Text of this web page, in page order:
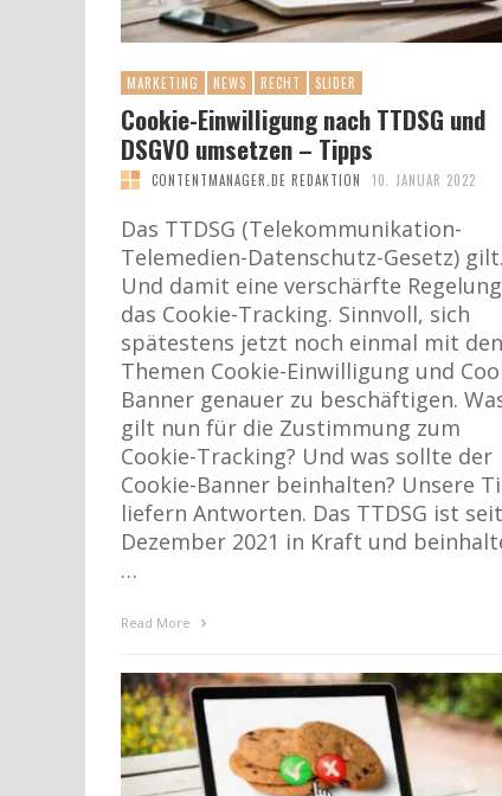
MARKETING NEWS RECHT SLIDER
Cookie-Einwilligung nach TTDSG und
DSGVO umsetzen – Tipps
CONTENTMANAGER.DE REDAKTION 10. JANUAR 2022
Das TTDSG (Telekommunikation-
Telemedien-Datenschutz-Gesetz) gilt.
Und damit eine verschärfte
das Cookie-Tracking. Sinnvoll, sich
spätestens jetzt noch einmal mit den
Themen Cookie-Einwilligung und
Banner genauer zu beschäftigen.
gilt nun für die Zustimmung zum
Cookie-Tracking? Und was sollte der
Cookie-Banner beinhalten? Unsere
liefern Antworten. Das TTDSG ist
Dezember 2021 in Kraft und
…
Read More